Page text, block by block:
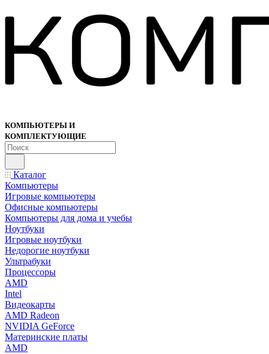
КОМПЬЮТЕРЫ И
КОМПЛЕКТУЮЩИЕ
Каталог
Компьютеры
Игровые компьютеры
Офисные компьютеры
Компьютеры для дома и учебы
Ноутбуки
Игровые ноутбуки
Недорогие ноутбуки
Ультрабуки
Процессоры
AMD
Intel
Видеокарты
AMD Radeon
NVIDIA GeForce
Материнские платы
AMD